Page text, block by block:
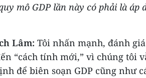
mô GDP lần này có phải là áp
Lâm: Tôi nhấn mạnh, đánh
“cách tính mới,” vì chúng tôi
để biên soạn GDP cũng như